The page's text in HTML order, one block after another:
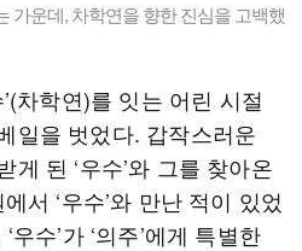
가운데, 차학연을 향한 진심을 고백했
’(차학연)를 잇는 어린 시절
일을 벗었다. 갑작스러운
된 ‘우수’와 그를 찾아온
서 ‘우수’와 만난 적이 있었
수’가 ‘의주’에게 특별한